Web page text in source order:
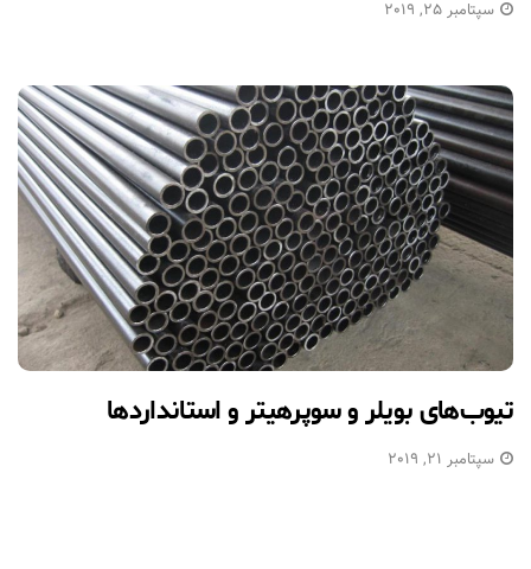
سپتامبر 25, 2019
تیوب‌های بویلر و سوپرهیتر و استانداردها
سپتامبر 21, 2019